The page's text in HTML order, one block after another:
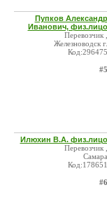
Пупков Александр
Иванович, физ.лицо
Перевозчик ,
Железноводск г.
Код:296475
#5
Илюхин В.А. физ.лицо
Перевозчик ,
Самара
Код:178651
#6